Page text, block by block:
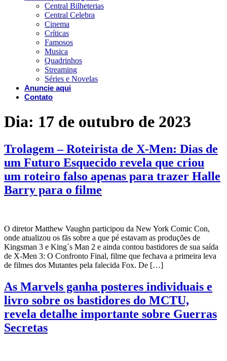
Central Bilheterias
Central Celebra
Cinema
Críticas
Famosos
Musica
Quadrinhos
Streaming
Séries e Novelas
Anuncie aqui
Contato
Dia: 17 de outubro de 2023
Trolagem – Roteirista de X-Men: Dias de
um Futuro Esquecido revela que criou
um roteiro falso apenas para trazer Halle
Barry para o filme
O diretor Matthew Vaughn participou da New York Comic Con,
onde atualizou os fãs sobre a que pé estavam as produções de
Kingsman 3 e King´s Man 2 e ainda contou bastidores de sua saída
de X-Men 3: O Confronto Final, filme que fechava a primeira leva
de filmes dos Mutantes pela falecida Fox. De […]
As Marvels ganha posteres individuais e
livro sobre os bastidores do MCTU,
revela detalhe importante sobre Guerras
Secretas